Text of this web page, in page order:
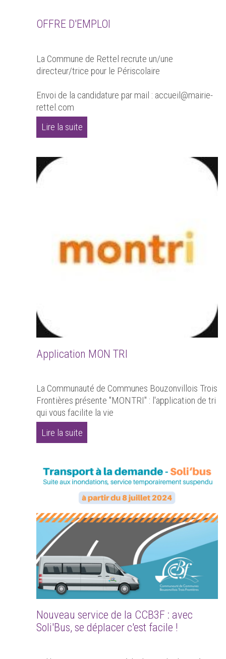
OFFRE D'EMPLOI
La Commune de Rettel recrute un/une
directeur/trice pour le Périscolaire
Envoi de la candidature par mail : accueil@mairie-
rettel.com
Lire la suite
Application MON TRI
La Communauté de Communes Bouzonvillois Trois
Frontières présente "MONTRI" : l'application de tri
qui vous facilite la vie
Lire la suite
Nouveau service de la CCB3F : avec
Soli'Bus, se déplacer c'est facile !